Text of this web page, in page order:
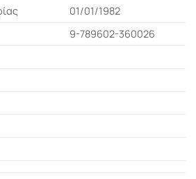
01/01/1982
9-789602-360026